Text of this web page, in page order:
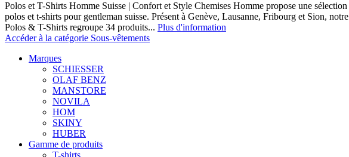
Polos et T-Shirts Homme Suisse | Confort et Style Chemises Homme propose une
polos et t-shirts pour gentleman suisse. Présent à Genève, Lausanne, Fribourg et Sion,
Polos & T-Shirts regroupe 34 produits... Plus d'information
Accéder à la catégorie Sous-vêtements
Marques
SCHIESSER
OLAF BENZ
MANSTORE
NOVILA
HOM
SKINY
HUBER
Gamme de produits
T-shirts